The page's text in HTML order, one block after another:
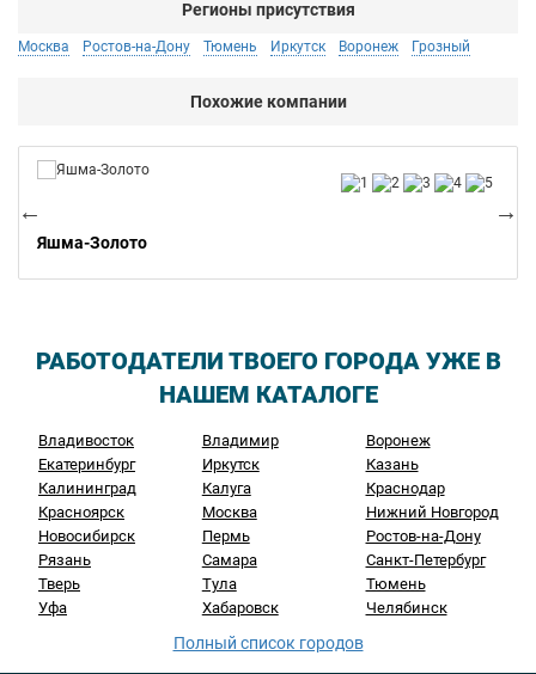
Регионы присутствия
Москва Ростов-на-Дону Тюмень Иркутск Воронеж Грозный
Похожие компании
Яшма-Золото
РАБОТОДАТЕЛИ ТВОЕГО ГОРОДА УЖЕ В
НАШЕМ КАТАЛОГЕ
Владивосток Владимир
Воронеж
Екатеринбург
Иркутск
Казань
Калининград
Калуга
Краснодар
Красноярск
Москва
Нижний Новгород
Новосибирск
Пермь
Ростов-на-Дону
Рязань
Самара
Санкт-Петербург
Тверь
Тула
Тюмень
Уфа
Хабаровск Челябинск
Полный список городов